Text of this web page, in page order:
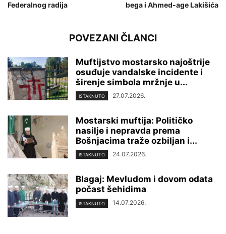
Federalnog radija
bega i Ahmed-age Lakišića
POVEZANI ČLANCI
Muftijstvo mostarsko najoštrije
osuđuje vandalske incidente i
širenje simbola mržnje u...
ISTAKNUTO 27.07.2026.
Mostarski muftija: Političko
nasilje i nepravda prema
Bošnjacima traže ozbiljan i...
ISTAKNUTO 24.07.2026.
Blagaj: Mevludom i dovom odata
počast šehidima
ISTAKNUTO 14.07.2026.